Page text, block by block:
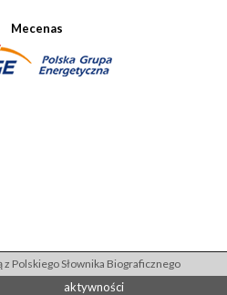
Mecenas
Polskiego Słownika Biograficznego
aktywności